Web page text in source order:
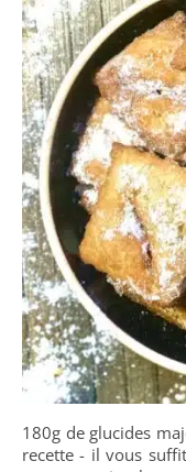
180g de glucides majoritairement complexes pour toute la
recette - il vous